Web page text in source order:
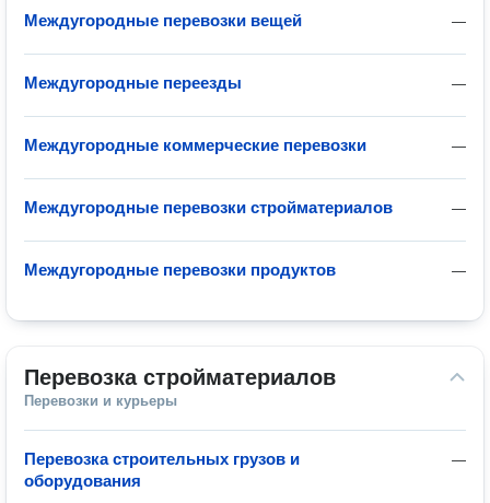
—
Междугородные перевозки вещей
—
Междугородные переезды
—
Междугородные коммерческие перевозки
—
Междугородные перевозки стройматериалов
—
Междугородные перевозки продуктов
Перевозка стройматериалов
Перевозки и курьеры
—
Перевозка строительных грузов и
оборудования